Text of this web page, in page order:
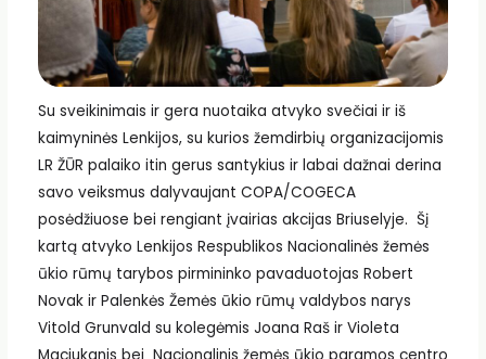
Su sveikinimais ir gera nuotaika atvyko svečiai ir iš
kaimyninės Lenkijos, su kurios žemdirbių organizacijomis
LR ŽŪR palaiko itin gerus santykius ir labai dažnai derina
savo veiksmus dalyvaujant COPA/COGECA
posėdžiuose bei rengiant įvairias akcijas Briuselyje. Šį
kartą atvyko Lenkijos Respublikos Nacionalinės žemės
ūkio rūmų tarybos pirmininko pavaduotojas Robert
Novak ir Palenkės Žemės ūkio rūmų valdybos narys
Vitold Grunvald su kolegėmis Joana Raš ir Violeta